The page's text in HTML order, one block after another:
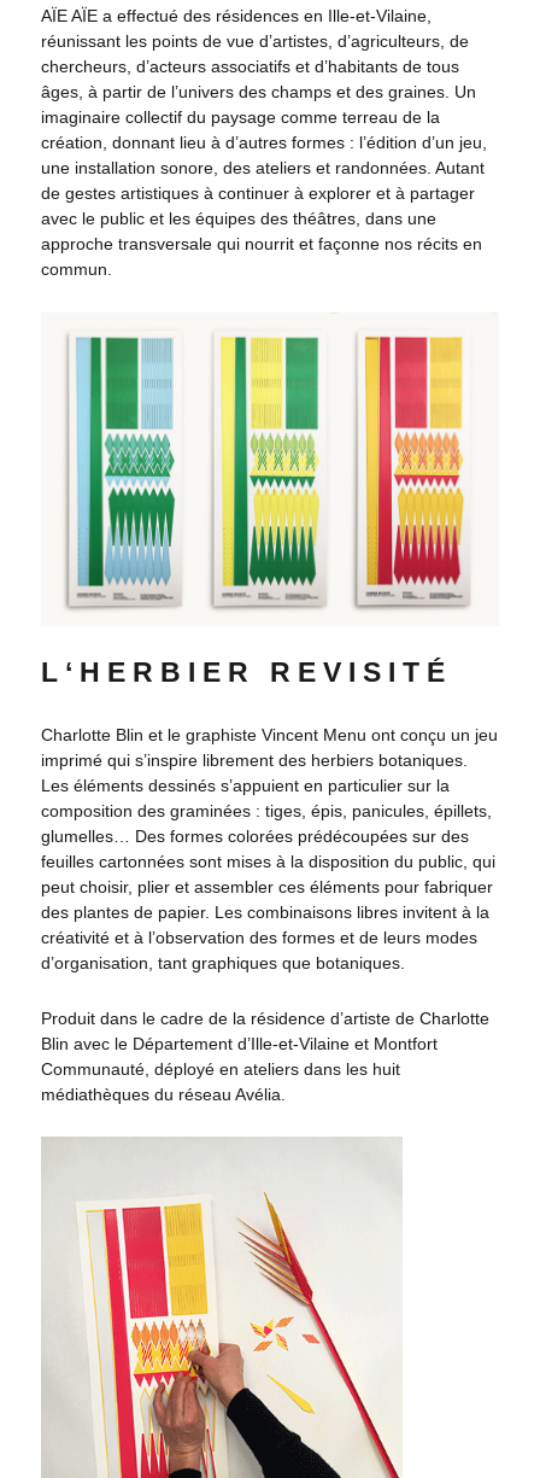
AÏE AÏE a effectué des résidences en Ille-et-Vilaine,
réunissant les points de vue d’artistes, d’agriculteurs, de
chercheurs, d’acteurs associatifs et d’habitants de tous
âges, à partir de l’univers des champs et des graines. Un
imaginaire collectif du paysage comme terreau de la
création, donnant lieu à d’autres formes : l’édition d’un jeu,
une installation sonore, des ateliers et randonnées. Autant
de gestes artistiques à continuer à explorer et à partager
avec le public et les équipes des théâtres, dans une
approche transversale qui nourrit et façonne nos récits en
commun.
L ‘ H E R B I E R R E V I S I T É
Charlotte Blin et le graphiste Vincent Menu ont conçu un jeu
imprimé qui s’inspire librement des herbiers botaniques.
Les éléments dessinés s’appuient en particulier sur la
composition des graminées : tiges, épis, panicules, épillets,
glumelles… Des formes colorées prédécoupées sur des
feuilles cartonnées sont mises à la disposition du public, qui
peut choisir, plier et assembler ces éléments pour fabriquer
des plantes de papier. Les combinaisons libres invitent à la
créativité et à l’observation des formes et de leurs modes
d’organisation, tant graphiques que botaniques.
Produit dans le cadre de la résidence d’artiste de Charlotte
Blin avec le Département d’Ille-et-Vilaine et Montfort
Communauté, déployé en ateliers dans les huit
médiathèques du réseau Avélia.